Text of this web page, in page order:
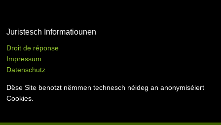
Juristesch Informatiounen
Droit de réponse
Impressum
Datenschutz
Dëse Site benotzt nëmmen technesch néideg an anonymiséiert
Cookies.